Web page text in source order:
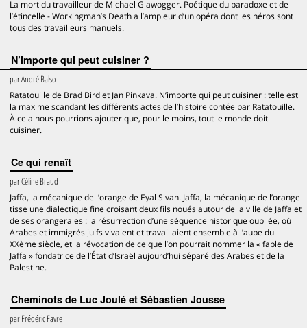
La mort du travailleur de Michael Glawogger. Poétique du paradoxe et de
l’étincelle - Workingman’s Death a l’ampleur d’un opéra dont les héros sont
tous des travailleurs manuels.
N’importe qui peut cuisiner ?
parAndré Balso
Ratatouille de Brad Bird et Jan Pinkava. N’importe qui peut cuisiner : telle est
la maxime scandant les différents actes de l’histoire contée par Ratatouille.
À cela nous pourrions ajouter que, pour le moins, tout le monde doit
cuisiner.
Ce qui renaît
parCéline Braud
Jaffa, la mécanique de l’orange de Eyal Sivan. Jaffa, la mécanique de l’orange
tisse une dialectique fine croisant deux fils noués autour de la ville de Jaffa et
de ses orangeraies : la résurrection d’une séquence historique oubliée, où
Arabes et immigrés juifs vivaient et travaillaient ensemble à l’aube du
XXème siècle, et la révocation de ce que l’on pourrait nommer la « fable de
Jaffa » fondatrice de l’État d’Israël aujourd’hui séparé des Arabes et de la
Palestine.
Cheminots de Luc Joulé et Sébastien Jousse
parFrédéric Favre